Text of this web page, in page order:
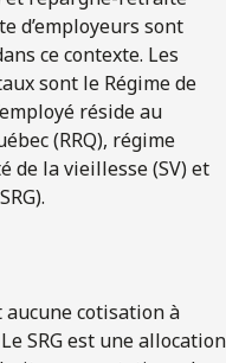
d’employeurs sont
ce contexte. Les
sont le Régime de
réside au
(RRQ), régime
de la vieillesse (SV) et
aucune cotisation à
SRG est une allocation